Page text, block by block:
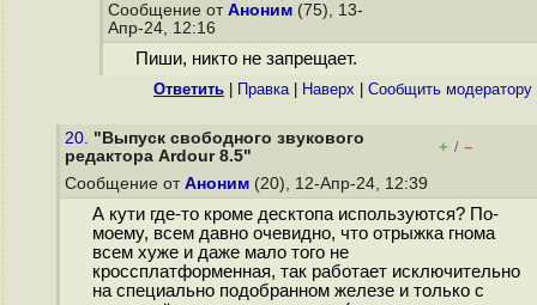
Сообщение от Аноним (75), 13-
Апр-24, 12:16
Пиши, никто не запрещает.
Ответить Правка| Наверх Cообщить модератору
20. "Выпуск свободного звукового
редактора Ardour 8.5"
+ / –
Сообщение от Аноним (20), 12-Апр-24, 12:39
А кути где-то кроме десктопа используются? По-
моему, всем давно очевидно, что отрыжка гнома
всем хуже и даже мало того не
кроссплатформенная, так работает исключительно
на специально подобранном железе и только с